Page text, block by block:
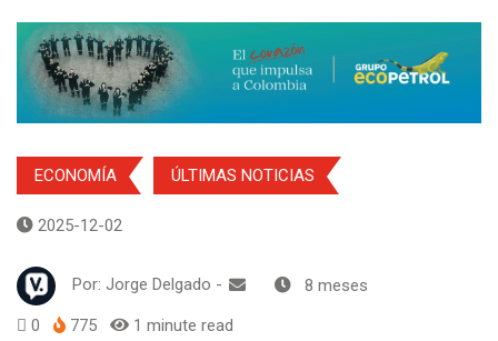
ECONOMÍA ÚLTIMAS NOTICIAS
2025-12-02
Por: Jorge Delgado - 8 meses
0 775 1 minute read